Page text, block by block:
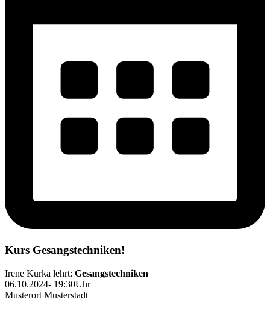
Kurs Gesangstechniken!
Irene Kurka lehrt: Gesangstechniken
06.10.2024- 19:30Uhr
Musterort Musterstadt